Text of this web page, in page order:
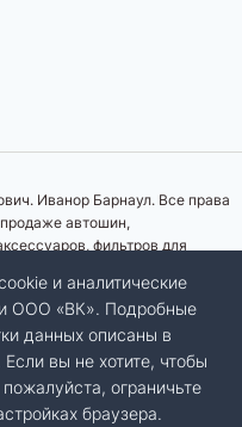
Иванор Барнаул. Все права
автошин,
фильтров для
информация о товарах, их
на складе ни при каких
определяемой положениями
Федерации.
на сайте, могут
материалов сайта запрещено.
и аналитические
ООО «ВК». Подробные
данных описаны в
Если вы не хотите, чтобы
ограничьте
браузера.